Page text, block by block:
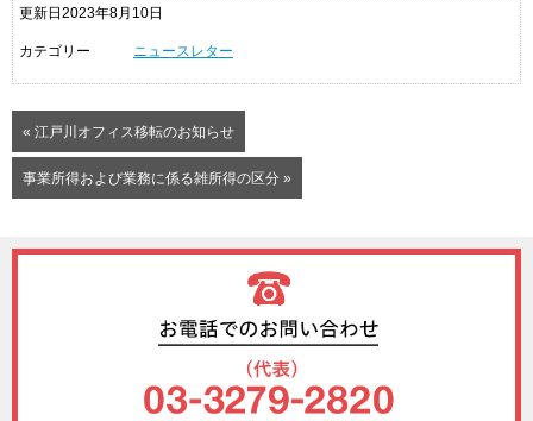
更新日2023年8月10日
カテゴリー ニュースレター
« 江戸川オフィス移転のお知らせ
事業所得および業務に係る雑所得の区分 »